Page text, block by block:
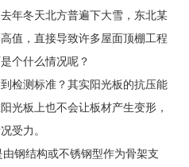
年冬天北方普遍下大雪，东北某
值，直接导致许多屋面顶棚工程
个什么情况呢？
检测标准？其实阳光板的抗压能
光板上也不会让板材产生变形，
受力。
钢结构或不锈钢型作为骨架支